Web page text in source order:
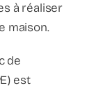
à réaliser
maison.
de
est